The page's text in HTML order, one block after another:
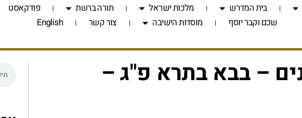
בית המדרש מלכות ישראל תורה ברשת פודקאסט
שכם וקבר יוסף
מוסדות הישיבה צור קשר English
– בבא בתרא פ"ג –